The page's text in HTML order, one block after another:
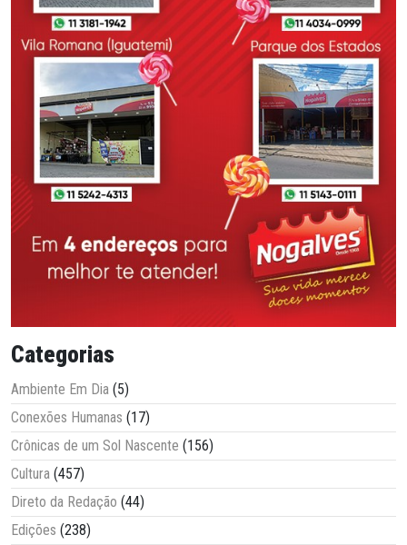
Categorias
Ambiente Em Dia (5)
Conexões Humanas (17)
Crônicas de um Sol Nascente (156)
Cultura (457)
Direto da Redação (44)
Edições (238)